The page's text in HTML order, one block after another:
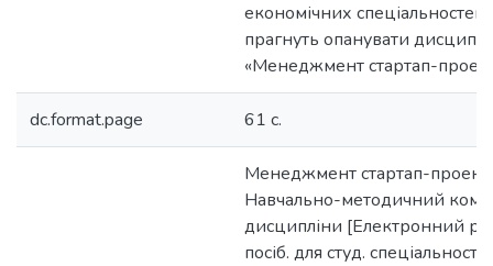
економічних спеціальностей,
прагнуть опанувати
«Менеджмент стартап-
dc.format.page 61 c.
Менеджмент стартап-
Навчально-методичний
дисципліни [Електронний
посіб. для студ.